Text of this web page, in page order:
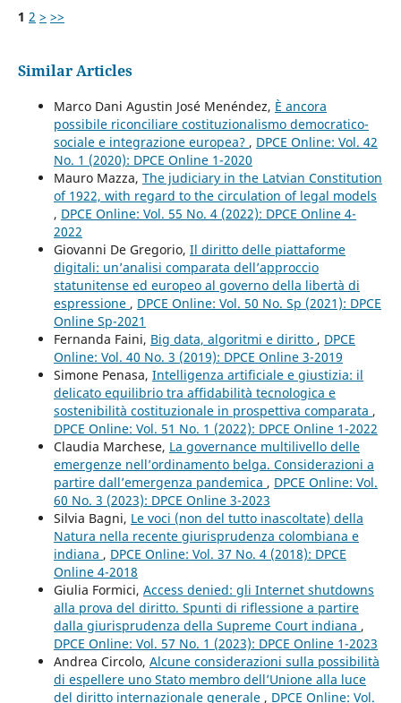
1 2 > >>
Similar Articles
Marco Dani Agustin José Menéndez, È ancora
possibile riconciliare costituzionalismo democratico-
sociale e integrazione europea? , DPCE Online: Vol. 42
No. 1 (2020): DPCE Online 1-2020
Mauro Mazza, The judiciary in the Latvian Constitution
of 1922, with regard to the circulation of legal models
, DPCE Online: Vol. 55 No. 4 (2022): DPCE Online 4-
2022
Giovanni De Gregorio, Il diritto delle piattaforme
digitali: un’analisi comparata dell’approccio
statunitense ed europeo al governo della libertà di
espressione , DPCE Online: Vol. 50 No. Sp (2021): DPCE
Online Sp-2021
Fernanda Faini, Big data, algoritmi e diritto , DPCE
Online: Vol. 40 No. 3 (2019): DPCE Online 3-2019
Simone Penasa, Intelligenza artificiale e giustizia: il
delicato equilibrio tra affidabilità tecnologica e
sostenibilità costituzionale in prospettiva comparata ,
DPCE Online: Vol. 51 No. 1 (2022): DPCE Online 1-2022
Claudia Marchese, La governance multilivello delle
emergenze nell’ordinamento belga. Considerazioni a
partire dall’emergenza pandemica , DPCE Online: Vol.
60 No. 3 (2023): DPCE Online 3-2023
Silvia Bagni, Le voci (non del tutto inascoltate) della
Natura nella recente giurisprudenza colombiana e
indiana , DPCE Online: Vol. 37 No. 4 (2018): DPCE
Online 4-2018
Giulia Formici, Access denied: gli Internet shutdowns
alla prova del diritto. Spunti di riflessione a partire
dalla giurisprudenza della Supreme Court indiana ,
DPCE Online: Vol. 57 No. 1 (2023): DPCE Online 1-2023
Andrea Circolo, Alcune considerazioni sulla possibilità
di espellere uno Stato membro dell’Unione alla luce
del diritto internazionale generale , DPCE Online: Vol.